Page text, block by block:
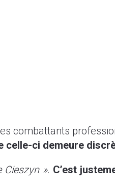
combattants
celle-ci demeure
Cieszyn ». C’est